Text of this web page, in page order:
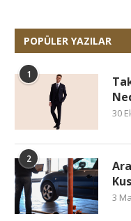
POPÜLER YAZILAR
1
30
2
3